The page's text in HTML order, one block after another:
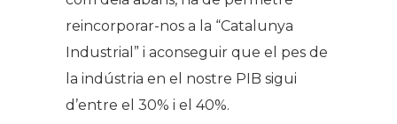
reincorporar-nos a la “Catalunya
Industrial” i aconseguir que el pes de
la indústria en el nostre PIB sigui
d’entre el 30% i el 40%.